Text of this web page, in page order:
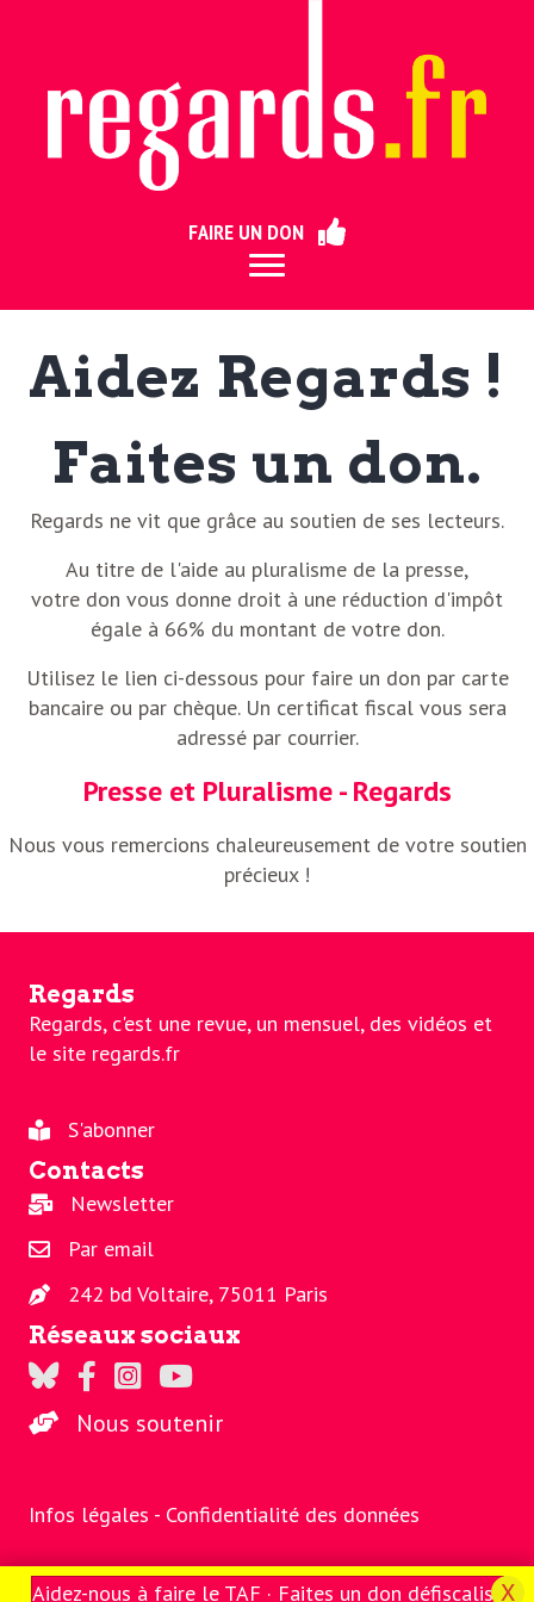
FAIRE UN DON
Aidez Regards !
Faites un don.
Regards ne vit que grâce au soutien de ses lecteurs.
Au titre de l'aide au pluralisme de la presse,
votre don vous donne droit à une réduction d'impôt
égale à 66% du montant de votre don.
Utilisez le lien ci-dessous pour faire un don par carte
bancaire ou par chèque. Un certificat fiscal vous sera
adressé par courrier.
Presse et Pluralisme - Regards
Nous vous remercions chaleureusement de votre soutien
précieux !
Regards
Regards, c'est une revue, un mensuel, des vidéos et
le site regards.fr
S'abonner
Contacts
Newsletter
Par email
242 bd Voltaire, 75011 Paris
Réseaux sociaux
Regards sur Twitter
Regards sur Facebook
Regards sur Instagram
La chaine Regards sur Youtube
Nous soutenir
Infos légales - Confidentialité des données
Aidez-nous à faire le TAF · Faites un don défiscalisé